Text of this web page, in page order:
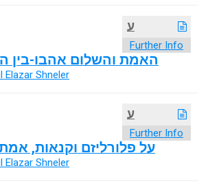
ע
Further Info
האמת והשלום אהבו-בין
Elazar Shneler
ע
Further Info
על פלורליזם וקנאות,
Elazar Shneler